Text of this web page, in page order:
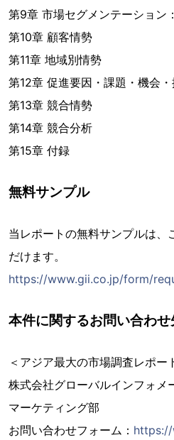
第9章 市場セグメンテーション
第10章 顧客情勢
第11章 地域別情勢
第12章 促進要因・課題・機会
第13章 競合情勢
第14章 競合分析
第15章 付録
無料サンプル
当レポートの無料サンプルは、
だけます。
https://www.gii.co.jp/form/
本件に関するお問い合わせ
＜アジア最大の市場調査レポー
株式会社グローバルインフォメ
マーケティング部
お問い合わせフォーム：